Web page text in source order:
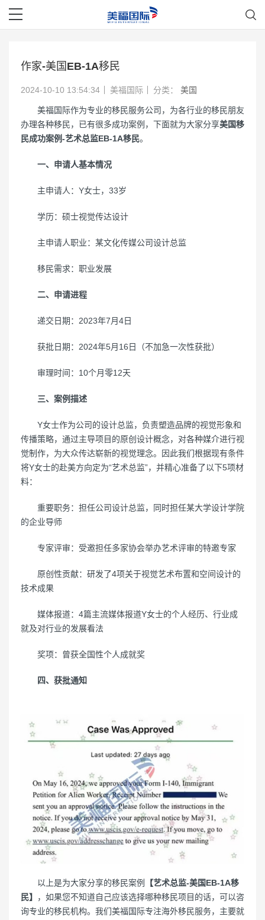
作家-美国EB-1A移民
2024-10-10 13:54:34 美福国际 分类： 美国
美福国际作为专业的移民服务公司，为各行业的移民朋友
办理各种移民，已有很多成功案例，下面就为大家分享美国移
民成功案例-艺术总监EB-1A移民。
一、申请人基本情况
主申请人：Y女士，33岁
学历：硕士视觉传达设计
主申请人职业：某文化传媒公司设计总监
移民需求：职业发展
二、申请进程
递交日期：2023年7月4日
获批日期：2024年5月16日（不加急一次性获批）
审理时间：10个月零12天
三、案例描述
Y女士作为公司的设计总监，负责塑造品牌的视觉形象和
传播策略，通过主导项目的原创设计概念，对各种媒介进行视
觉制作，为大众传达崭新的视觉理念。因此我们根据现有条件
将Y女士的赴美方向定为“艺术总监”，并精心准备了以下5项材
料：
重要职务：担任公司设计总监，同时担任某大学设计学院
的企业导师
专家评审：受邀担任多家协会举办艺术评审的特邀专家
原创性贡献：研发了4项关于视觉艺术布置和空间设计的
技术成果
媒体报道：4篇主流媒体报道Y女士的个人经历、行业成
就及对行业的发展看法
奖项：曾获全国性个人成就奖
四、获批通知
以上是为大家分享的移民案例
【艺术总监-美国EB-1A移
民】
，如果您不知道自己应该选择哪种移民项目的话，可以咨
询专业的移民机构。我们美福国际专注海外移民服务，主要就